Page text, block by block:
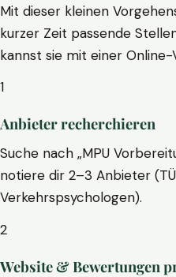
Mit dieser kleinen
kurzer Zeit passende
kannst sie mit einer
1
Anbieter recherchieren
Suche nach „MPU
notiere dir 2–3 Anbieter
Verkehrspsychologen).
2
Website & Bewertungen